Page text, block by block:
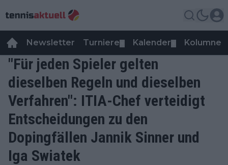
Newsletter Turniere Kalender Kolumnen
"Für jeden Spieler gelten
dieselben Regeln und dieselben
Verfahren": ITIA-Chef verteidigt
Entscheidungen zu den
Dopingfällen Jannik Sinner und
Iga Swiatek